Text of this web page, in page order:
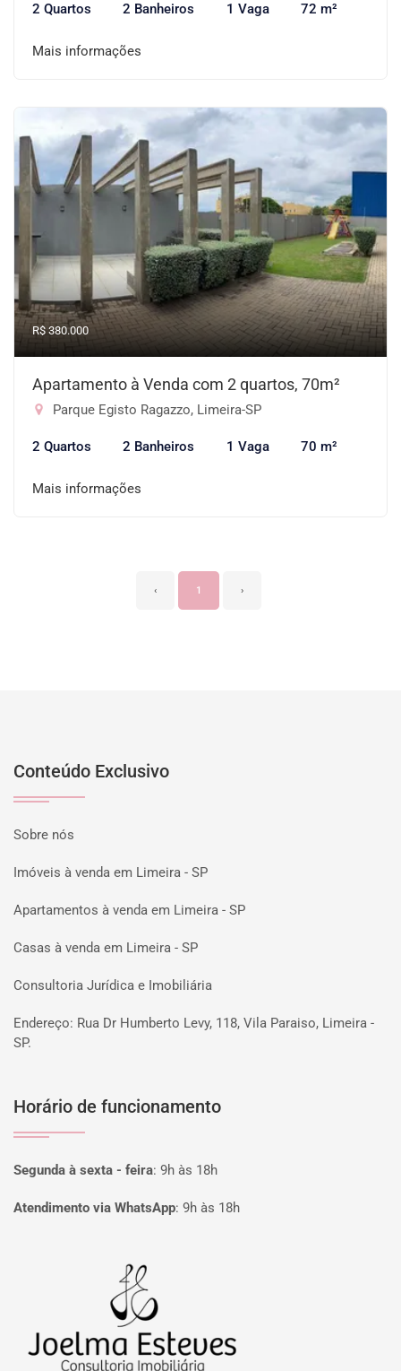
2 Quartos 2 Banheiros 1 Vaga 72 m²
Mais informações
R$ 380.000
Apartamento à Venda com 2 quartos, 70m²
Parque Egisto Ragazzo, Limeira-SP
2 Quartos 2 Banheiros 1 Vaga 70 m²
Mais informações
‹ 1 ›
Conteúdo Exclusivo
Sobre nós
Imóveis à venda em Limeira - SP
Apartamentos à venda em Limeira - SP
Casas à venda em Limeira - SP
Consultoria Jurídica e Imobiliária
Endereço: Rua Dr Humberto Levy, 118, Vila Paraiso, Limeira -
SP.
Horário de funcionamento
Segunda à sexta - feira: 9h às 18h
Atendimento via WhatsApp: 9h às 18h